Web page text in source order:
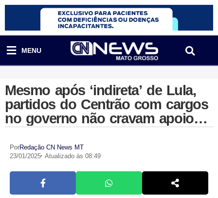
MENU
Mesmo após ‘indireta’ de Lula,
partidos do Centrão com cargos
no governo não cravam apoio
ao presidente em 2026
PorRedação CN News MT
23/01/2025 Atualizado às 08:49